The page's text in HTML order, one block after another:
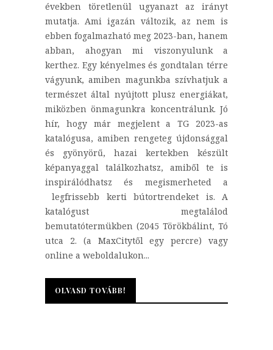
években töretlenül ugyanazt az irányt
mutatja. Ami igazán változik, az nem is
ebben fogalmazható meg 2023-ban, hanem
abban, ahogyan mi viszonyulunk a
kerthez. Egy kényelmes és gondtalan térre
vágyunk, amiben magunkba szívhatjuk a
természet által nyújtott plusz energiákat,
miközben önmagunkra koncentrálunk. Jó
hír, hogy már megjelent a TG 2023-as
katalógusa, amiben rengeteg újdonsággal
és gyönyörű, hazai kertekben készült
képanyaggal találkozhatsz, amiből te is
inspirálódhatsz és megismerheted a
legfrissebb kerti bútortrendeket is. A
katalógust megtalálod
bemutatótermükben (2045 Törökbálint, Tó
utca 2. (a MaxCitytől egy percre) vagy
online a weboldalukon...
OLVASD TOVÁBB!
OLVASD TOVÁBB!